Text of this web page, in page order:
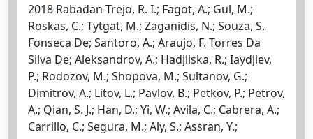
2018 Rabadan-Trejo, R. I.; Fagot, A.; Gul, M.;
Roskas, C.; Tytgat, M.; Zaganidis, N.; Souza, S.
Fonseca De; Santoro, A.; Araujo, F. Torres Da
Silva De; Aleksandrov, A.; Hadjiiska, R.; Iaydjiev,
P.; Rodozov, M.; Shopova, M.; Sultanov, G.;
Dimitrov, A.; Litov, L.; Pavlov, B.; Petkov, P.; Petrov,
A.; Qian, S. J.; Han, D.; Yi, W.; Avila, C.; Cabrera, A.;
Carrillo, C.; Segura, M.; Aly, S.; Assran, Y.;